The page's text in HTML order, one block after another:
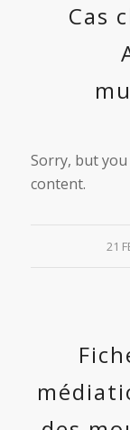
Cas
Sorry, but
content.
21